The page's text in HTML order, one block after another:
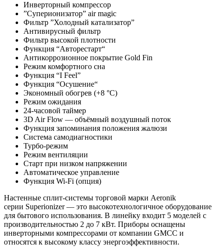
Инверторный компрессор
”Суперионизатор” air magic
Фильтр ”Холодный катализатор”
Антивирусный фильтр
Фильтр высокой плотности
Функция “Авторестарт“
Антикоррозионное покрытие Gold Fin
Режим комфортного сна
Функция “I Feel”
Функция “Осушение“
Экономный обогрев (+8 °С)
Режим ожидания
24-часовой таймер
3D Air Flow — объёмный воздушный поток
Функция запоминания положения жалюзи
Система самодиагностики
Турбо-режим
Режим вентиляции
Старт при низком напряжении
Автоматическое управление
Функция Wi-Fi (опция)
Настенные сплит-системы торговой марки Aeronik
серии Superionizer — это высокотехнологичное оборудование
для бытового использования. В линейку входит 5 моделей с
производительностью 2 до 7 кВт. Приборы оснащены
инверторными компрессорами от компании GMCC и
относятся к высокому классу энергоэффективности.